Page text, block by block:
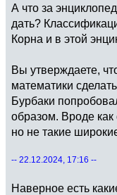
А что за
дать?
Корна и в этой
Вы утверждаете,
математики
Бурбаки
образом. Вроде как
но не такие
-- 22.12.2024, 17:16 --
Наверное есть